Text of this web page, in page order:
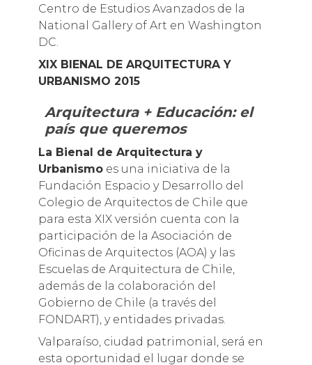
Centro de Estudios Avanzados de la
National Gallery of Art en Washington
DC.
XIX BIENAL DE ARQUITECTURA Y
URBANISMO 2015
Arquitectura + Educación: el
país que queremos
La Bienal de Arquitectura y
Urbanismoes una iniciativa de la
Fundación Espacio y Desarrollo del
Colegio de Arquitectos de Chile que
para esta XIX versión cuenta con la
participación de la Asociación de
Oficinas de Arquitectos (AOA) y las
Escuelas de Arquitectura de Chile,
además de la colaboración del
Gobierno de Chile (a través del
FONDART), y entidades privadas.
Valparaíso, ciudad patrimonial, será en
esta oportunidad el lugar donde se